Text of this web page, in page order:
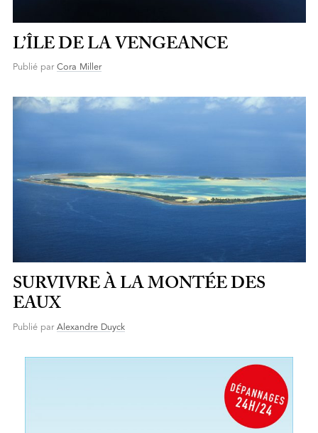
L’ÎLE DE LA VENGEANCE
Publié par Cora Miller
SURVIVRE À LA MONTÉE DES
EAUX
Publié par Alexandre Duyck